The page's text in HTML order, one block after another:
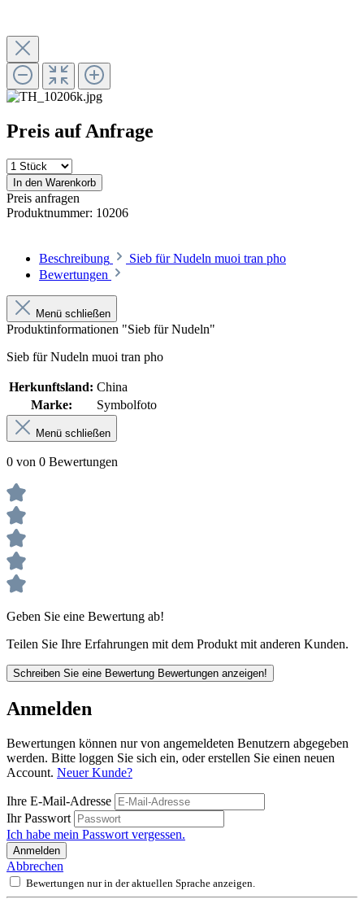
Preis auf Anfrage
In den Warenkorb
Preis anfragen
Produktnummer: 10206
Beschreibung
Sieb für Nudeln muoi tran pho
Bewertungen
Menü schließen
Produktinformationen "Sieb für Nudeln"
Sieb für Nudeln muoi tran pho
Herkunftsland: China
Marke:
Symbolfoto
Menü schließen
0 von 0 Bewertungen
Geben Sie eine Bewertung ab!
Teilen Sie Ihre Erfahrungen mit dem Produkt mit anderen Kunden.
Schreiben Sie eine Bewertung Bewertungen anzeigen!
Anmelden
Bewertungen können nur von angemeldeten Benutzern abgegeben
werden. Bitte loggen Sie sich ein, oder erstellen Sie einen neuen
Account. Neuer Kunde?
Ihre E-Mail-Adresse
Ihr Passwort
Ich habe mein Passwort vergessen.
Anmelden
Abbrechen
Bewertungen nur in der aktuellen Sprache anzeigen.